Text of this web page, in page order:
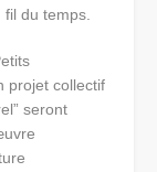
fil du temps.
projet collectif
seront